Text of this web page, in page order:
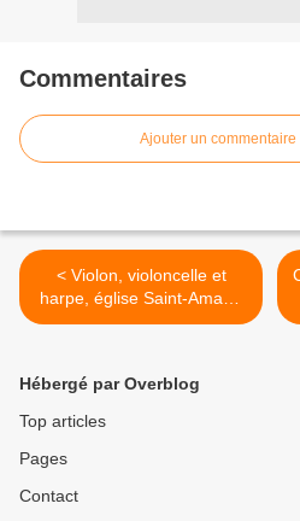
Commentaires
Ajouter un commentaire
< Violon, violoncelle et
harpe, église Saint-Amand
de Thomery (77)
Hébergé par Overblog
Top articles
Pages
Contact